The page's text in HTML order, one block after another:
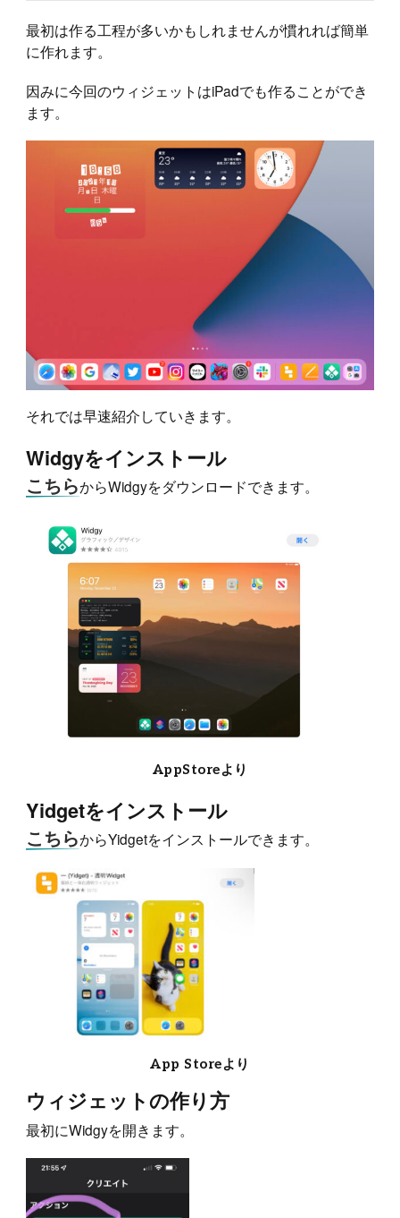
最初は作る工程が多いかもしれませんが慣れれば簡単
に作れます。
因みに今回のウィジェットはiPadでも作ることができ
ます。
それでは早速紹介していきます。
Widgyをインストール
こちらからWidgyをダウンロードできます。
AppStoreより
Yidgetをインストール
こちらからYidgetをインストールできます。
App Storeより
ウィジェットの作り方
最初にWidgyを開きます。